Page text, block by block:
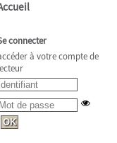
connecter
à votre compte de